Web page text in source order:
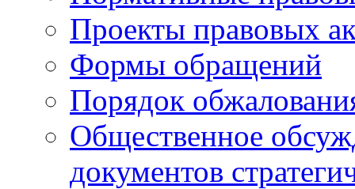
Проекты правовых
Формы обращений
Порядок
Общественное
документов